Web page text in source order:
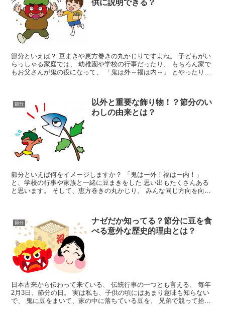
供に説明できる？
節分といえば？ 豆まきや恵方巻きの丸かじりですよね。 子どもがい
らっしゃる家庭では、 幼稚園や学校の行事だったり、 もちろん家で
もお父さんが鬼の役になって、 「鬼は外～福は内～」 とやったりと
節分
以外と重要な飾り物！？節分のい
わしの由来とは？
節分といえば何をイメージしますか？ 「鬼はー外！福はー内！」
と、学校の行事や家族と一緒に豆まきをした 思い出もたくさんある
と思います。 そして、恵方巻きの丸かじり。 みんな同じ方向を向い
節分
ナゼだか知ってる？節分に豆を食
べる意外な歴史的理由とは？
日本古来から伝わって来ている、 伝統行事の一つとも言える、 毎年
2月3日、節分の日。 実は私も、子供の頃にはあまり意味も知らない
で、 鬼に豆をまいて、家の中に落ちている豆を、 兄弟で競って拾っ